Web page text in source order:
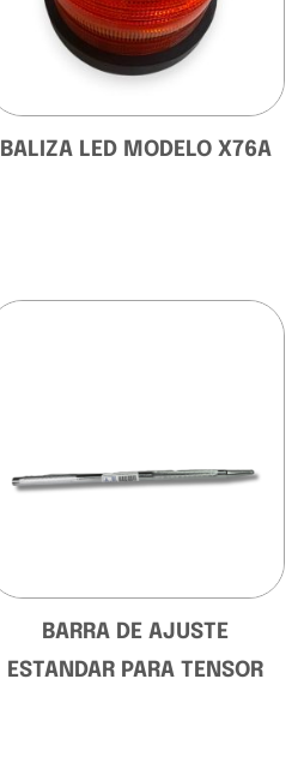
BALIZA LED MODELO X76A
BARRA DE AJUSTE
ESTANDAR PARA TENSOR